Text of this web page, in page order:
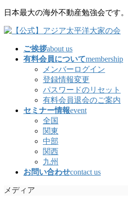
コ
テ
ナ
ゲ
日本最大の海外不動産勉強会です。
ご挨拶about us
有料会員についてmembership
メンバーログイン
登録情報変更
パスワードのリセット
有料会員退会のご案内
セミナー情報event
全国
関東
中部
関西
九州
お問い合わせcontact us
メディア